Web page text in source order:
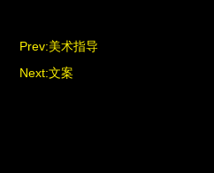
Prev:美术指导
Next:文案